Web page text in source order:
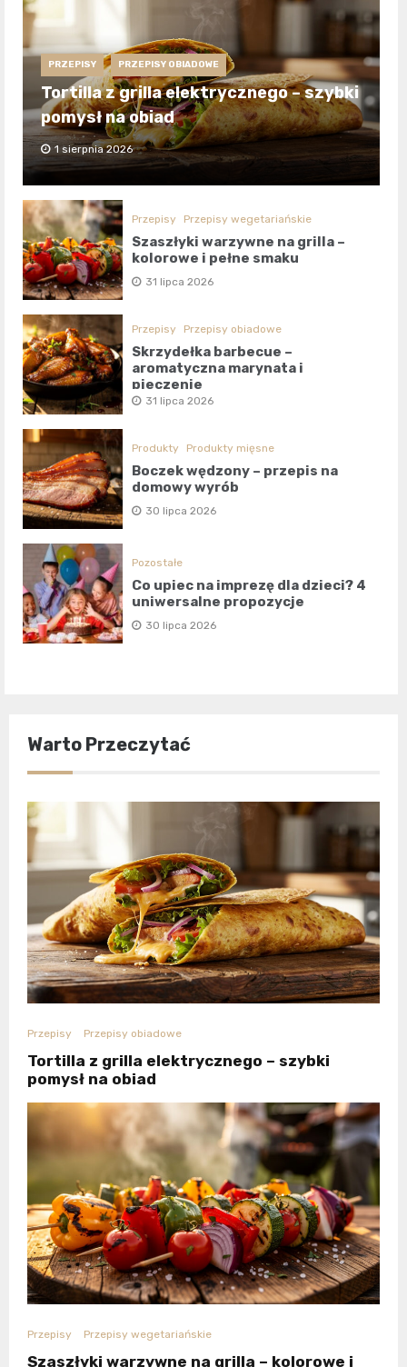
PRZEPISY PRZEPISY OBIADOWE
Tortilla z grilla elektrycznego – szybki
pomysł na obiad
1 sierpnia 2026
Przepisy Przepisy wegetariańskie
Szaszłyki warzywne na grilla –
kolorowe i pełne smaku
31 lipca 2026
Przepisy Przepisy obiadowe
Skrzydełka barbecue –
aromatyczna marynata i
pieczenie
31 lipca 2026
Produkty Produkty mięsne
Boczek wędzony – przepis na
domowy wyrób
30 lipca 2026
Pozostałe
Co upiec na imprezę dla dzieci? 4
uniwersalne propozycje
30 lipca 2026
Warto Przeczytać
Przepisy Przepisy obiadowe
Tortilla z grilla elektrycznego – szybki
pomysł na obiad
Przepisy Przepisy wegetariańskie
Szaszłyki warzywne na grilla – kolorowe i